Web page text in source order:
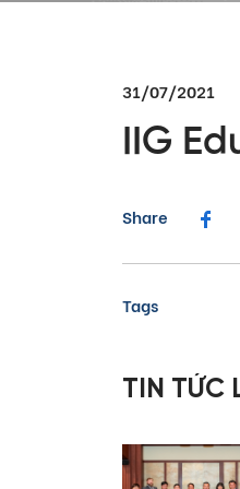
31/07/2021
IIG
Share
Tags
TIN TỨC